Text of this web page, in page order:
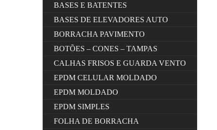
BASES E BATENTES
BASES DE ELEVADORES AUTO
BORRACHA PAVIMENTO
BOTÕES – CONES – TAMPAS
CALHAS FRISOS E GUARDA VENTO
EPDM CELULAR MOLDADO
EPDM MOLDADO
EPDM SIMPLES
FOLHA DE BORRACHA